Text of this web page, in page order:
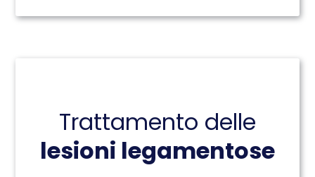
Trattamento delle
lesioni legamentose